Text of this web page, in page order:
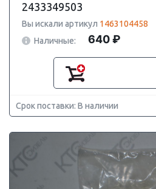
2433349503
Вы искали артикул 1463104458
Наличные:
640 ₽
Срок поставки: В наличии